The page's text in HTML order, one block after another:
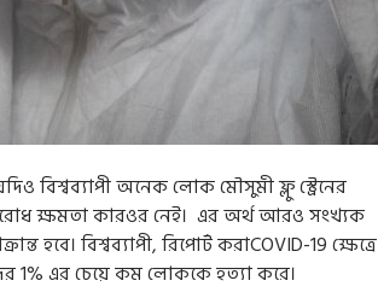
বিশ্বব্যাপী অনেক লোক মৌসুমী ফ্লু স্ট্রেনের
ক্ষমতা কারওর নেই। এর অর্থ আরও সংখ্যক
বিশ্বব্যাপী, রিপোর্ট করাCOVID-19 ক্ষেত্রে
1% এর চেয়ে কম লোককে হত্যা করে।